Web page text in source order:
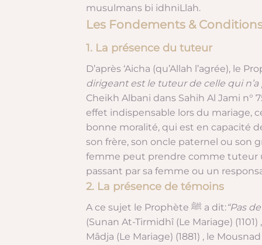
musulmans bi idhniLlah.
Les Fondements &
1. La présence du tuteur
dirigeant est le tuteur de celle qui n’a
Cheikh Albani dans Sahih Al Jami n°
effet indispensable lors du mariage,
bonne moralité, qui est en capacité
son frère, son oncle paternel ou son
femme peut prendre comme tuteur
passant par sa femme ou un
2. La présence de témoins
A ce sujet le Prophète ﷺ a dit:“Pas
(Sunan At-Tirmidhî (Le Mariage)
Mâdja (Le Mariage) (1881) , le